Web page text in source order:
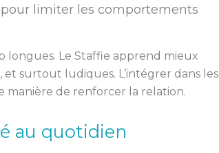
limiter les comportements
longues. Le Staffie apprend mieux
surtout ludiques. L’intégrer dans les
manière de renforcer la relation.
au quotidien